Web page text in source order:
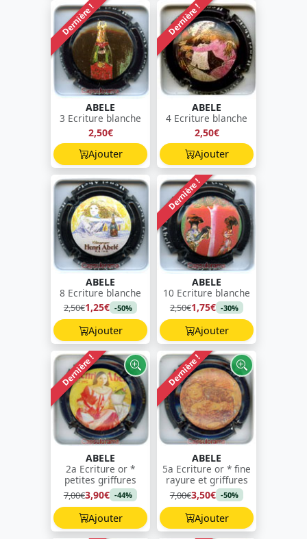
Dernière !
ABELE
3 Ecriture blanche
2,50€
Ajouter
Dernière !
ABELE
4 Ecriture blanche
2,50€
Ajouter
ABELE
8 Ecriture blanche
2,50€1,25€ -50%
Ajouter
Dernière !
ABELE
10 Ecriture blanche
2,50€1,75€ -30%
Ajouter
Dernière !
ABELE
2a Ecriture or *
petites griffures
7,00€3,90€ -44%
Ajouter
Dernière !
ABELE
5a Ecriture or * fine
rayure et griffures
7,00€3,50€ -50%
Ajouter